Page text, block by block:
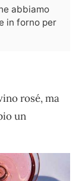
abbiamo
in forno per
rosé, ma
un